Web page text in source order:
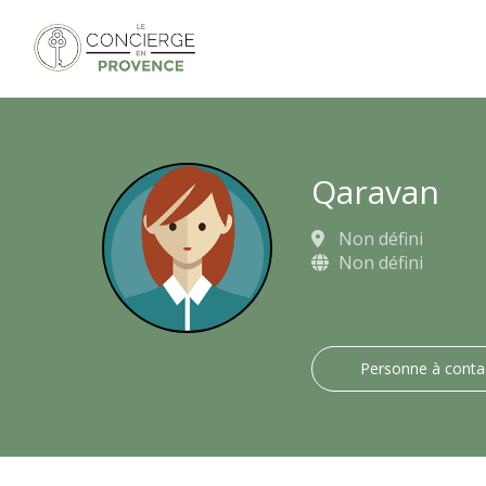
Qaravan
Non défini
Non défini
Personne à